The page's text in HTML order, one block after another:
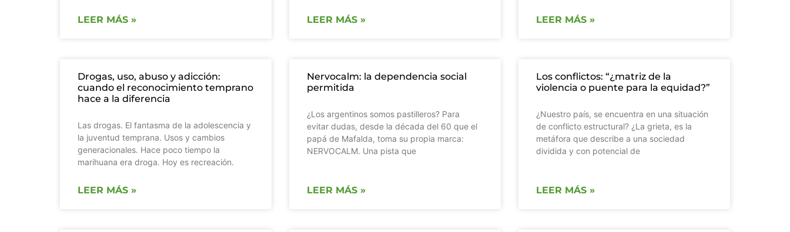
LEER MÁS » LEER MÁS » LEER MÁS »
Drogas, uso, abuso y adicción:
cuando el reconocimiento temprano
hace a la diferencia
Las drogas. El fantasma de la adolescencia y
la juventud temprana. Usos y cambios
generacionales. Hace poco tiempo la
marihuana era droga. Hoy es recreación.
LEER MÁS »
Nervocalm: la dependencia social
permitida
¿Los argentinos somos pastilleros? Para
evitar dudas, desde la década del 60 que el
papá de Mafalda, toma su propia marca:
NERVOCALM. Una pista que
LEER MÁS »
Los conflictos: “¿matriz de la
violencia o puente para la equidad?”
¿Nuestro país, se encuentra en una situación
de conflicto estructural? ¿La grieta, es la
metáfora que describe a una sociedad
dividida y con potencial de
LEER MÁS »